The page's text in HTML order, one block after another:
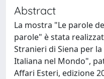
Abstract
La mostra "Le parole
parole" è stata
Stranieri di Siena per
Italiana nel Mondo",
Affari Esteri, edizione